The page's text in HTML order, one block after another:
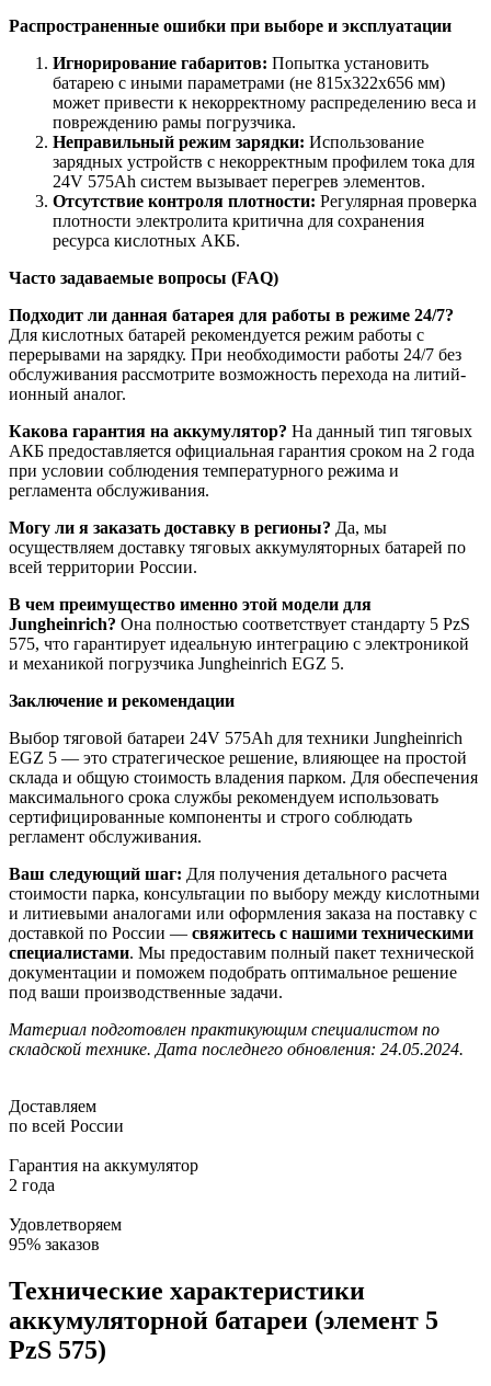
Распространенные ошибки при выборе и эксплуатации
Игнорирование габаритов: Попытка установить
батарею с иными параметрами (не 815x322x656 мм)
может привести к некорректному распределению веса и
повреждению рамы погрузчика.
Неправильный режим зарядки: Использование
зарядных устройств с некорректным профилем тока для
24V 575Ah систем вызывает перегрев элементов.
Отсутствие контроля плотности: Регулярная проверка
плотности электролита критична для сохранения
ресурса кислотных АКБ.
Часто задаваемые вопросы (FAQ)
Подходит ли данная батарея для работы в режиме 24/7?
Для кислотных батарей рекомендуется режим работы с
перерывами на зарядку. При необходимости работы 24/7 без
обслуживания рассмотрите возможность перехода на литий-
ионный аналог.
Какова гарантия на аккумулятор? На данный тип тяговых
АКБ предоставляется официальная гарантия сроком на 2 года
при условии соблюдения температурного режима и
регламента обслуживания.
Могу ли я заказать доставку в регионы? Да, мы
осуществляем доставку тяговых аккумуляторных батарей по
всей территории России.
В чем преимущество именно этой модели для
Jungheinrich? Она полностью соответствует стандарту 5 PzS
575, что гарантирует идеальную интеграцию с электроникой
и механикой погрузчика Jungheinrich EGZ 5.
Заключение и рекомендации
Выбор тяговой батареи 24V 575Ah для техники Jungheinrich
EGZ 5 — это стратегическое решение, влияющее на простой
склада и общую стоимость владения парком. Для обеспечения
максимального срока службы рекомендуем использовать
сертифицированные компоненты и строго соблюдать
регламент обслуживания.
Ваш следующий шаг: Для получения детального расчета
стоимости парка, консультации по выбору между кислотными
и литиевыми аналогами или оформления заказа на поставку с
доставкой по России — свяжитесь с нашими техническими
специалистами. Мы предоставим полный пакет технической
документации и поможем подобрать оптимальное решение
под ваши производственные задачи.
Материал подготовлен практикующим специалистом по
складской технике. Дата последнего обновления: 24.05.2024.
Доставляем
по всей России
Гарантия на аккумулятор
2 года
Удовлетворяем
95% заказов
Технические характеристики
аккумуляторной батареи (элемент 5
PzS 575)